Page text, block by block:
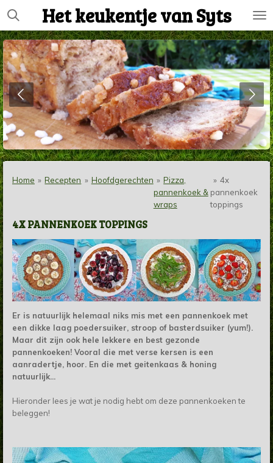
Ga
direct
naar
de
hoofdinhoud
Het keukentje van Syts
Home » Recepten » Hoofdgerechten » Pizza,
pannenkoek &
wraps
» 4x
pannenkoek
toppings
4X PANNENKOEK TOPPINGS
Er is natuurlijk helemaal niks mis met een pannenkoek met
een dikke laag poedersuiker, stroop of basterdsuiker (yum!).
Maar dit zijn ook hele lekkere en best gezonde
pannenkoeken! Vooral die met verse kersen is een
aanradertje, hoor. En die met geitenkaas & honing
natuurlijk...
Hieronder lees je wat je nodig hebt om deze pannenkoeken te
beleggen!